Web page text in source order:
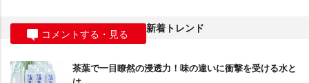
コメントする・見る 新着トレンド
茶葉で一目瞭然の浸透力！味の違いに衝撃を受ける水と